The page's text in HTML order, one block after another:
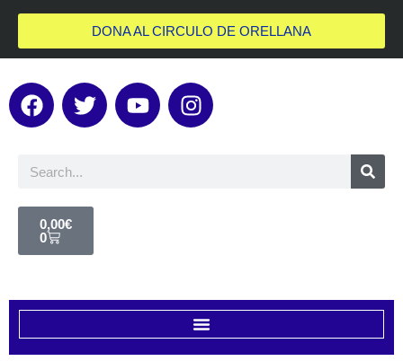
DONA AL CIRCULO DE ORELLANA
0,00€
0